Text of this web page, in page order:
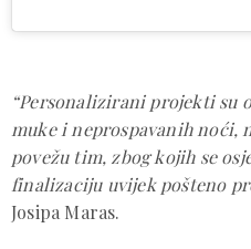
“Personalizirani projekti su
muke i neprospavanih noći,
povežu tim, zbog kojih se
finalizaciju uvijek pošteno
Josipa Maras.